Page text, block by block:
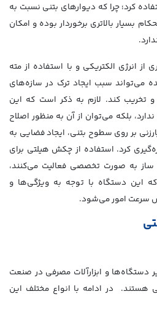
کرد؛ چرا که دیوارهای بتنی نسبت به
بسیار بالاتری برخوردار بوده و امکان
انرژی الکتریکی و با استفاده از مته
می‌تواند سبب ایجاد ترک در سازه‌های
تخریب کند. لازم به ذکر است که این
بلکه می‌توان از آن به منظور اصلاح
بر روی سطوح بتنی، ایجاد فضایی به
کرد. استفاده از چکش هیلتی برای
به صورت تخصصی فعالیت می‌کنند،
این دستگاه با توجه به ویژگی‌ها و
سرعت امور می‌شود.
و ابزارآلات مصرفی در صنعت
هستند. در ادامه با انواع مختلف این